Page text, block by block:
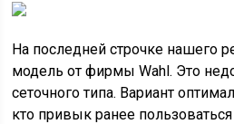
На последней строчке нашего
модель от фирмы Wahl. Это
сеточного типа. Вариант
кто привык ранее